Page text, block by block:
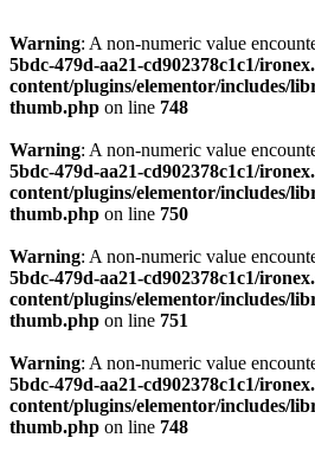
Warning: A non-numeric value
5bdc-479d-aa21-cd902378c1c1/
content/plugins/elementor/includes/
thumb.php on line 748
Warning: A non-numeric value
5bdc-479d-aa21-cd902378c1c1/
content/plugins/elementor/includes/
thumb.php on line 750
Warning: A non-numeric value
5bdc-479d-aa21-cd902378c1c1/
content/plugins/elementor/includes/
thumb.php on line 751
Warning: A non-numeric value
5bdc-479d-aa21-cd902378c1c1/
content/plugins/elementor/includes/
thumb.php on line 748